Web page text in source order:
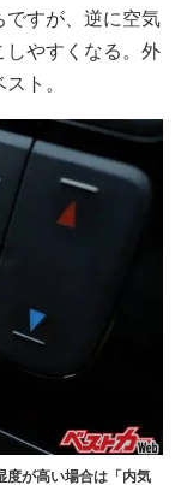
ですが、逆に空気
しやすくなる。外
ト。
度が高い場合は「内気